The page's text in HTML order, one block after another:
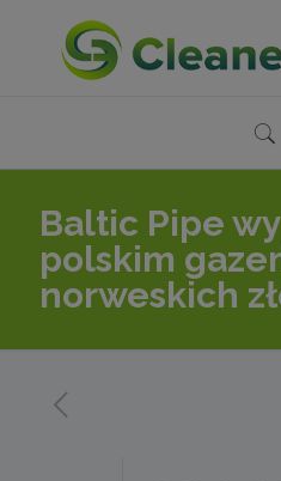
Baltic Pipe
polskim
norweskich